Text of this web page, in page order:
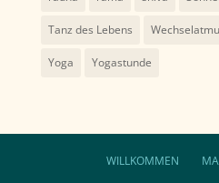
Tanz des Lebens
Yoga Yogastunde
WILLKOMMEN